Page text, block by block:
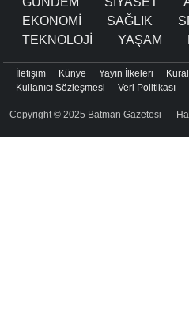
EKONOMİ
SAĞLIK
TEKNOLOJİ
YAŞAM
Copyright © 2025 Batman Gazetesi
İletişim Künye Yayın İlkeleri
Kullanıcı Sözleşmesi
Veri Politikası